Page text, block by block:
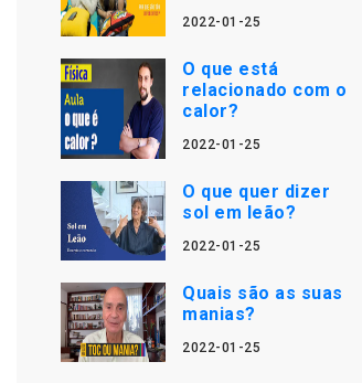
2022-01-25
O que está
relacionado com o
calor?
2022-01-25
O que quer dizer
sol em leão?
2022-01-25
Quais são as suas
manias?
2022-01-25